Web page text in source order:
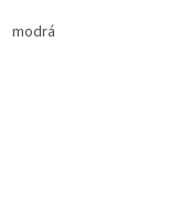
oranžová
modrá